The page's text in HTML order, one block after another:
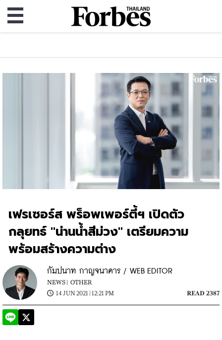
เฟรเซอร์ส พร็อพเพอร์ตี้ฯ เปิดตัว
กลุยทธ์ "น่านน้ำสีม่วง" เตรียมความ
พร้อมสร้างความต่าง
กัมปนาท กาญจนาคาร / WEB EDITOR
NEWS | OTHER
14 JUN 2021 | 12:21 PM
READ 2387